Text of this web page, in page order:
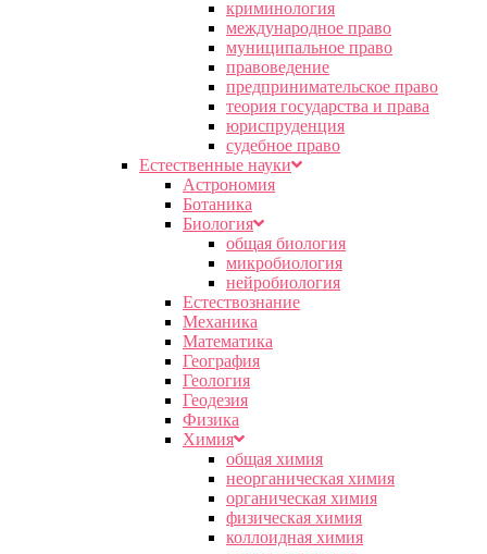
криминология
международное право
муниципальное право
правоведение
предпринимательское право
теория государства и права
юриспруденция
судебное право
Естественные науки
Астрономия
Ботаника
Биология
общая биология
микробиология
нейробиология
Естествознание
Механика
Математика
География
Геология
Геодезия
Физика
Химия
общая химия
неорганическая химия
органическая химия
физическая химия
коллоидная химия